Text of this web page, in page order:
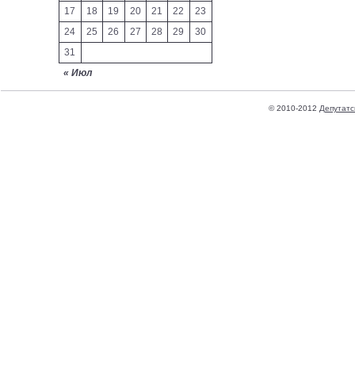
« Июл
17
18 19 20 21 22
23
24
25 26 27 28 29
30
31
© 2010-2012